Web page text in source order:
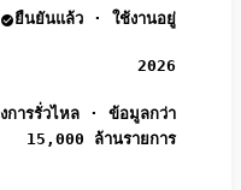
ยืนยันแล้ว · ใช้งานอยู่
2026
การรั่วไหล · ข้อมูลกว่า
15,000 ล้านรายการ